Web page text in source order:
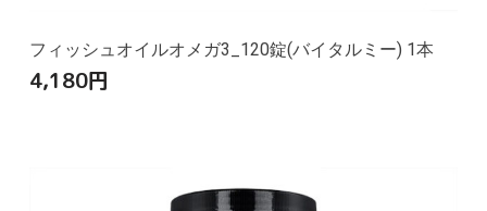
フィッシュオイルオメガ3_120錠(バイタルミー) 1本
4,180円